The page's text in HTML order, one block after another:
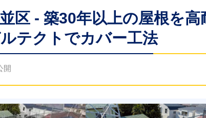
区 - 築30年以上の屋根を
テクトでカバー工法
開